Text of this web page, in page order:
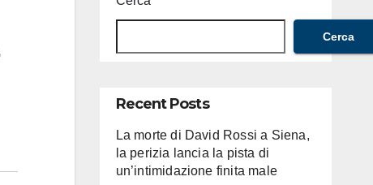
Cerca
Recent Posts
La morte di David Rossi a Siena,
la perizia lancia la pista di
un’intimidazione finita male